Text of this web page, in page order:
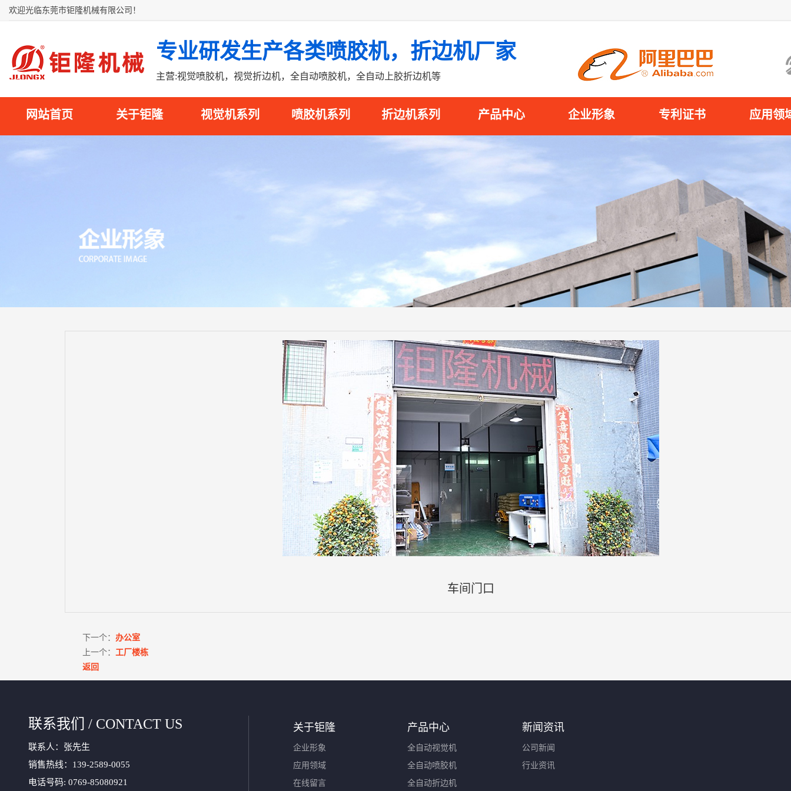
欢迎光临东莞市钜隆机械有限公司！
专业研发生产各类喷胶机，折边机厂家
主营:视觉喷胶机，视觉折边机，全自动喷胶机，全自动上胶折边机等
网站首页 关于钜隆 视觉机系列 喷胶机系列 折边机系列 产品中心 企业形象 专利证书 应用领
车间门口
下一个： 办公室
上一个： 工厂楼栋
返回
联系我们 / CONTACT US
联系人：张先生
销售热线：139-2589-0055
电话号码: 0769-85080921
关于钜隆
企业形象
应用领域
在线留言
产品中心
全自动视觉机
全自动喷胶机
全自动折边机
新闻资讯
公司新闻
行业资讯
微信号：
点击复制微信号